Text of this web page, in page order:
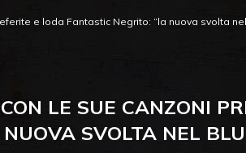
e loda Fantastic Negrito: “la nuova svolta
LE SUE CANZONI
SVOLTA NEL